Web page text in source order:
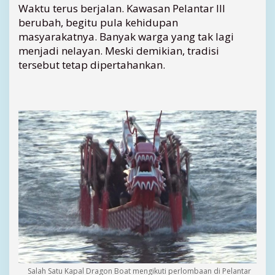
Waktu terus berjalan. Kawasan Pelantar III
berubah, begitu pula kehidupan
masyarakatnya. Banyak warga yang tak lagi
menjadi nelayan. Meski demikian, tradisi
tersebut tetap dipertahankan.
Salah Satu Kapal Dragon Boat mengikuti perlombaan di Pelantar